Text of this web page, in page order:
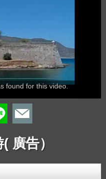
found for this video.
廣告）